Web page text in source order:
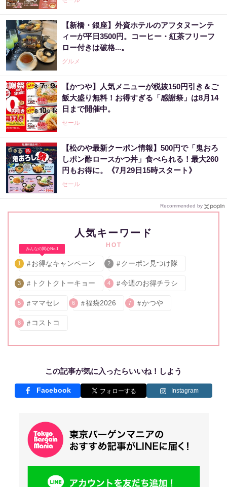
【新橋・銀座】外資ホテルのアフタヌーンテ
ィーが平日3500円。コーヒー・紅茶フリーフ
ロー付きは破格...。
グルメ
【かつや】人気メニューが税抜150円引き＆ご
飯大盛り無料！お得すぎる「感謝祭」は8月14
日まで開催中。
セール
【松のや最新クーポン情報】500円で「鬼おろ
しポン酢ロースかつ丼」食べられる！最大260
円もお得に。《7月29日15時スタート》
セール
Recommended by
人気キーワード
HOT
みんなの関心No.1
1 お得なキャンペーン 2 クーポン見つけ隊
3 トクトクトーキョー 4 今週のお得チラシ
5 ママセレ 6 福袋2026 7 かつや
8 コストコ
この記事が気に入ったらいいね！しよう
Facebook Instagram